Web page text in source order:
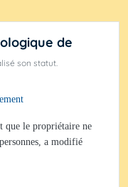
de
son statut.
que le propriétaire ne
a modifié